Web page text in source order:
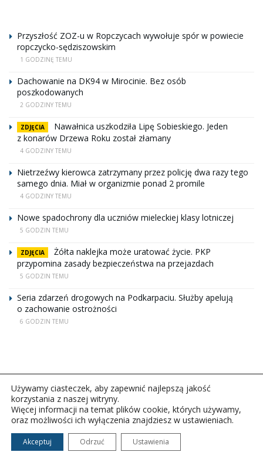
Przyszłość ZOZ-u w Ropczycach wywołuje spór w powiecie
ropczycko-sędziszowskim
1 GODZINĘ TEMU
Dachowanie na DK94 w Mirocinie. Bez osób
poszkodowanych
2 GODZINY TEMU
ZDJĘCIA
Nawałnica uszkodziła Lipę Sobieskiego. Jeden
z konarów Drzewa Roku został złamany
4 GODZINY TEMU
Nietrzeźwy kierowca zatrzymany przez policję dwa razy tego
samego dnia. Miał w organizmie ponad 2 promile
4 GODZINY TEMU
Nowe spadochrony dla uczniów mieleckiej klasy lotniczej
5 GODZIN TEMU
ZDJĘCIA
Żółta naklejka może uratować życie. PKP
przypomina zasady bezpieczeństwa na przejazdach
5 GODZIN TEMU
Seria zdarzeń drogowych na Podkarpaciu. Służby apelują
o zachowanie ostrożności
6 GODZIN TEMU
Copyright © 2026Polskie Radio Rzeszów S.A. w likwidacj.
Wszelkie prawa zastrzeżone.
Używamy ciasteczek, aby zapewnić najlepszą jakość
korzystania z naszej witryny.
Więcej informacji na temat plików cookie, których używamy,
oraz możliwości ich wyłączenia znajdziesz w ustawieniach.
Akceptuj Odrzuć Ustawienia